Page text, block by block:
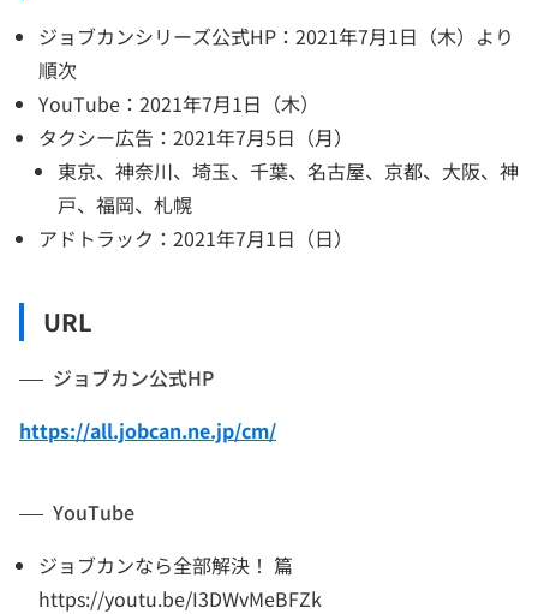
ジョブカンシリーズ公式HP：2021年7月1日（木）より
順次
YouTube：2021年7月1日（木）
タクシー広告：2021年7月5日（月）
東京、神奈川、埼玉、千葉、名古屋、京都、大阪、神
戸、福岡、札幌
アドトラック：2021年7月1日（日）
URL
ジョブカン公式HP
https://all.jobcan.ne.jp/cm/
YouTube
ジョブカンなら全部解決！ 篇
https://youtu.be/I3DWvMeBFZk